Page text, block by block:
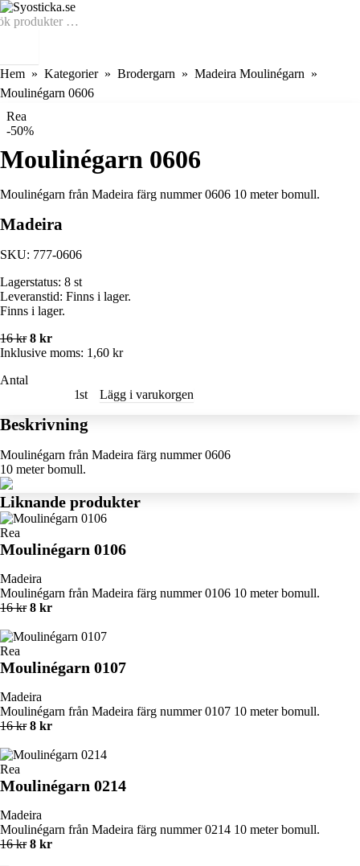
Hem Kategorier Brodergarn
Madeira Moulinégarn
Moulinégarn 0606
Rea
-50%
Moulinégarn 0606
Moulinégarn från Madeira färg nummer 0606 10 meter bomull.
Madeira
SKU: 777-0606
Lagerstatus: 8 st
Leveranstid: Finns i lager.
Finns i lager.
16 kr 8 kr
Inklusive moms: 1,60 kr
Antal
st
Lägg i varukorgen
Beskrivning
Moulinégarn från Madeira färg nummer 0606
10 meter bomull.
Liknande produkter
Rea
Moulinégarn 0106
Madeira
Moulinégarn från Madeira färg nummer 0106 10 meter bomull.
16 kr 8 kr
Rea
Moulinégarn 0107
Madeira
Moulinégarn från Madeira färg nummer 0107 10 meter bomull.
16 kr 8 kr
Rea
Moulinégarn 0214
Madeira
Moulinégarn från Madeira färg nummer 0214 10 meter bomull.
16 kr 8 kr